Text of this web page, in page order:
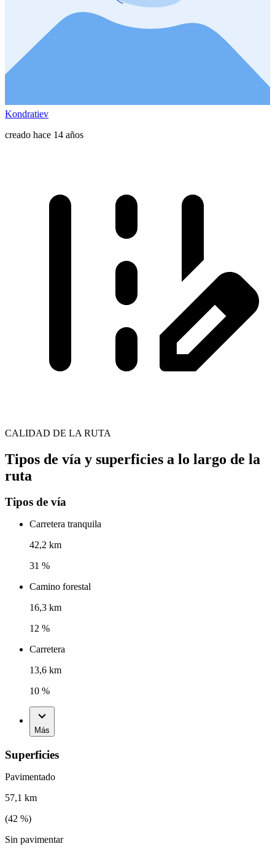
Kondratiev
creado hace 14 años
CALIDAD DE LA RUTA
Tipos de vía y superficies a lo largo de la
ruta
Tipos de vía
Carretera tranquila
42,2 km
31 %
Camino forestal
16,3 km
12 %
Carretera
13,6 km
10 %
Más
Superficies
Pavimentado
57,1 km
(42 %)
Sin pavimentar